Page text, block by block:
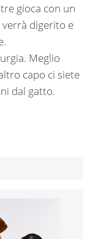
gioca con un
digerito e
Meglio
capo ci siete
dal gatto.